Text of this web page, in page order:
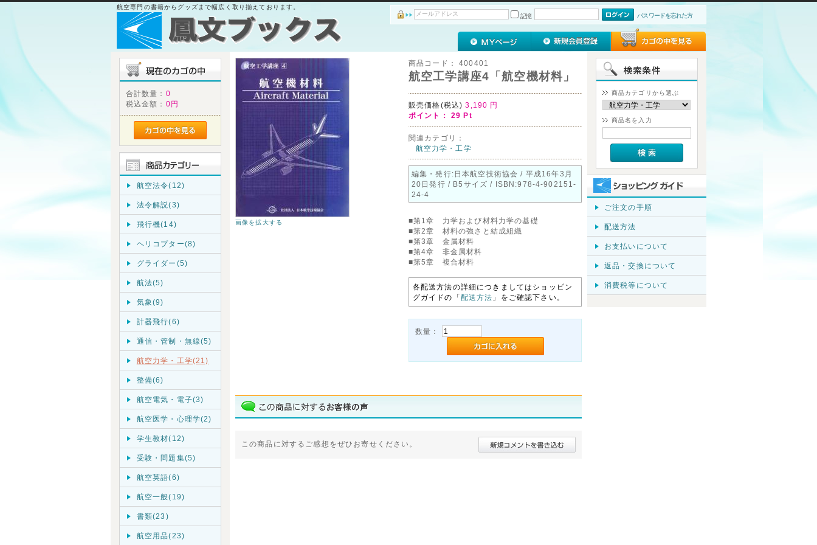
航空専門の書籍からグッズまで幅広く取り揃えております。
記憶
パスワードを忘れた方
合計数量： 0
税込金額： 0円
航空法令(12)
法令解説(3)
飛行機(14)
ヘリコプター(8)
グライダー(5)
航法(5)
気象(9)
計器飛行(6)
通信・管制・無線(5)
航空力学・工学(21)
整備(6)
航空電気・電子(3)
航空医学・心理学(2)
学生教材(12)
受験・問題集(5)
航空英語(6)
航空一般(19)
書類(23)
航空用品(23)
画像を拡大する
商品コード： 400401
航空工学講座4「航空機材料」
販売価格(税込) 3,190 円
ポイント： 29 Pt
関連カテゴリ：
航空力学・工学
編集・発行:日本航空技術協会 / 平成16年3月
20日発行 / B5サイズ / ISBN:978-4-902151-
24-4
■第1章 力学および材料力学の基礎
■第2章 材料の強さと結成組織
■第3章 金属材料
■第4章 非金属材料
■第5章 複合材料
各配送方法の詳細につきましてはショッピン
グガイドの「配送方法 」をご確認下さい。
数量：
この商品に対するご感想をぜひお寄せください。
商品カテゴリから選ぶ
商品名を入力
ご注文の手順
配送方法
お支払いについて
返品・交換について
消費税等について